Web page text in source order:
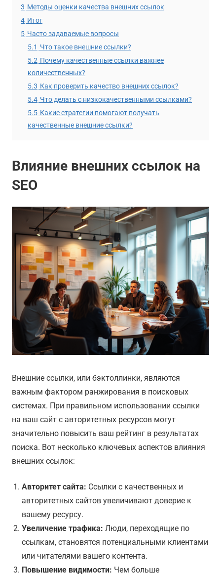
3 Методы оценки качества внешних ссылок
4 Итог
5 Часто задаваемые вопросы
5.1 Что такое внешние ссылки?
5.2 Почему качественные ссылки важнее
количественных?
5.3 Как проверить качество внешних ссылок?
5.4 Что делать с низкокачественными ссылками?
5.5 Какие стратегии помогают получать
качественные внешние ссылки?
Влияние внешних ссылок на
SEO
Внешние ссылки, или бэктоллинки, являются
важным фактором ранжирования в поисковых
системах. При правильном использовании ссылки
на ваш сайт с авторитетных ресурсов могут
значительно повысить ваш рейтинг в результатах
поиска. Вот несколько ключевых аспектов влияния
внешних ссылок:
Авторитет сайта: Ссылки с качественных и
авторитетных сайтов увеличивают доверие к
вашему ресурсу.
Увеличение трафика: Люди, переходящие по
ссылкам, становятся потенциальными клиентами
или читателями вашего контента.
Повышение видимости: Чем больше